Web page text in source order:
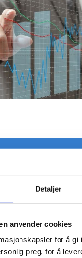
Detaljer
anvender cookies
for å gi
preg, for å
AS